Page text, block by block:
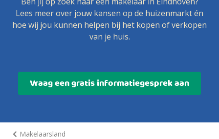
Lees meer over jouw kansen op de huizenmarkt én
hoe wij jou kunnen helpen bij het kopen of verkopen
van je huis.
Vraag een gratis informatiegesprek aan
Makelaarsland